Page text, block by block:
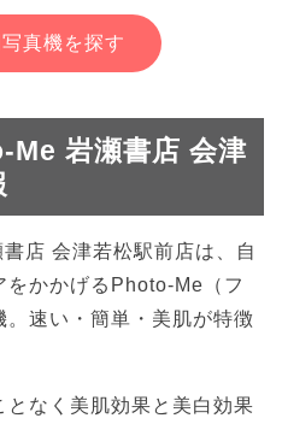
真機を探す
Me 岩瀬書店 会津
店 会津若松駅前店は、自
かかげるPhoto-Me（フ
。速い・簡単・美肌が特徴
なく美肌効果と美白効果